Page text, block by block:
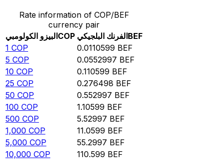
Rate information of COP/BEF
currency pair
البيزو الكولومبيCOP الفرنك البلجيكيBEF
1 COP 0.0110599 BEF
5 COP 0.0552997 BEF
10 COP 0.110599 BEF
25 COP 0.276498 BEF
50 COP 0.552997 BEF
100 COP 1.10599 BEF
500 COP 5.52997 BEF
1,000 COP 11.0599 BEF
5,000 COP 55.2997 BEF
10,000 COP 110.599 BEF